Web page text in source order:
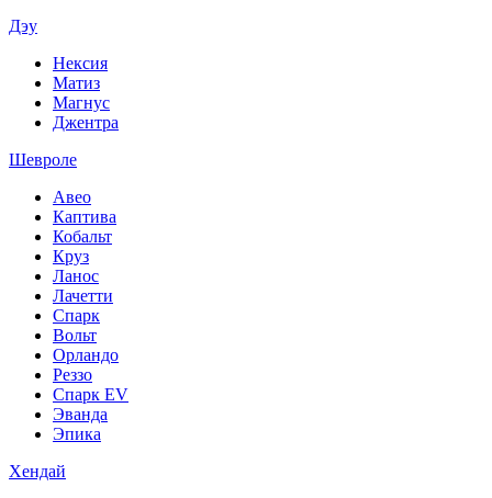
Дэу
Нексия
Матиз
Магнус
Джентра
Шевроле
Авео
Каптива
Кобальт
Круз
Ланос
Лачетти
Спарк
Вольт
Орландо
Реззо
Спарк EV
Эванда
Эпика
Хендай